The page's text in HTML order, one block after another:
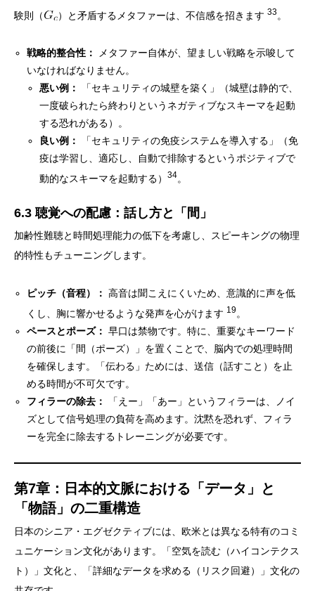
験則（
）と矛盾するメタファーは、不信感を招きます 33。
戦略的整合性：
メタファー自体が、望ましい戦略を示唆して
いなければなりません。
悪い例：
「セキュリティの城壁を築く」（城壁は静的で、
一度破られたら終わりというネガティブなスキーマを起動
する恐れがある）。
良い例：
「セキュリティの免疫システムを導入する」（免
疫は学習し、適応し、自動で排除するというポジティブで
動的なスキーマを起動する）34。
6.3 聴覚への配慮：話し方と「間」
加齢性難聴と時間処理能力の低下を考慮し、スピーキングの物理
的特性もチューニングします。
ピッチ（音程）： 高音は聞こえにくいため、意識的に声を低
くし、胸に響かせるような発声を心がけます 19。
ペースとポーズ： 早口は禁物です。特に、重要なキーワード
の前後に「間（ポーズ）」を置くことで、脳内での処理時間
を確保します。「伝わる」ためには、送信（話すこと）を止
める時間が不可欠です。
フィラーの除去：
「えー」「あー」というフィラーは、ノイ
ズとして信号処理の負荷を高めます。沈黙を恐れず、フィラ
ーを完全に除去するトレーニングが必要です。
第7章：日本的文脈における「データ」と
「物語」の二重構造
日本のシニア・エグゼクティブには、欧米とは異なる特有のコミ
ュニケーション文化があります。「空気を読む（ハイコンテクス
ト）」文化と、「詳細なデータを求める（リスク回避）」文化の